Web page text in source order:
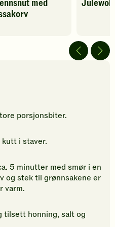
med
av
5
Julewok
porsjonsbiter.
i staver.
5 minutter med smør i en
og stek til grønnsakene er
varm.
tilsett honning, salt og